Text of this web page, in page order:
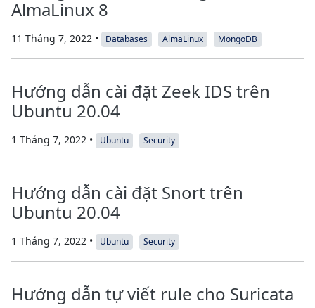
AlmaLinux 8
11 Tháng 7, 2022 • Databases AlmaLinux MongoDB
Hướng dẫn cài đặt Zeek IDS trên
Ubuntu 20.04
1 Tháng 7, 2022 • Ubuntu Security
Hướng dẫn cài đặt Snort trên
Ubuntu 20.04
1 Tháng 7, 2022 • Ubuntu Security
Hướng dẫn tự viết rule cho Suricata